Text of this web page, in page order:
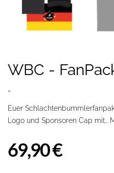
WBC -
-
Euer
Logo und Sponsoren Cap mit...
69,90 €